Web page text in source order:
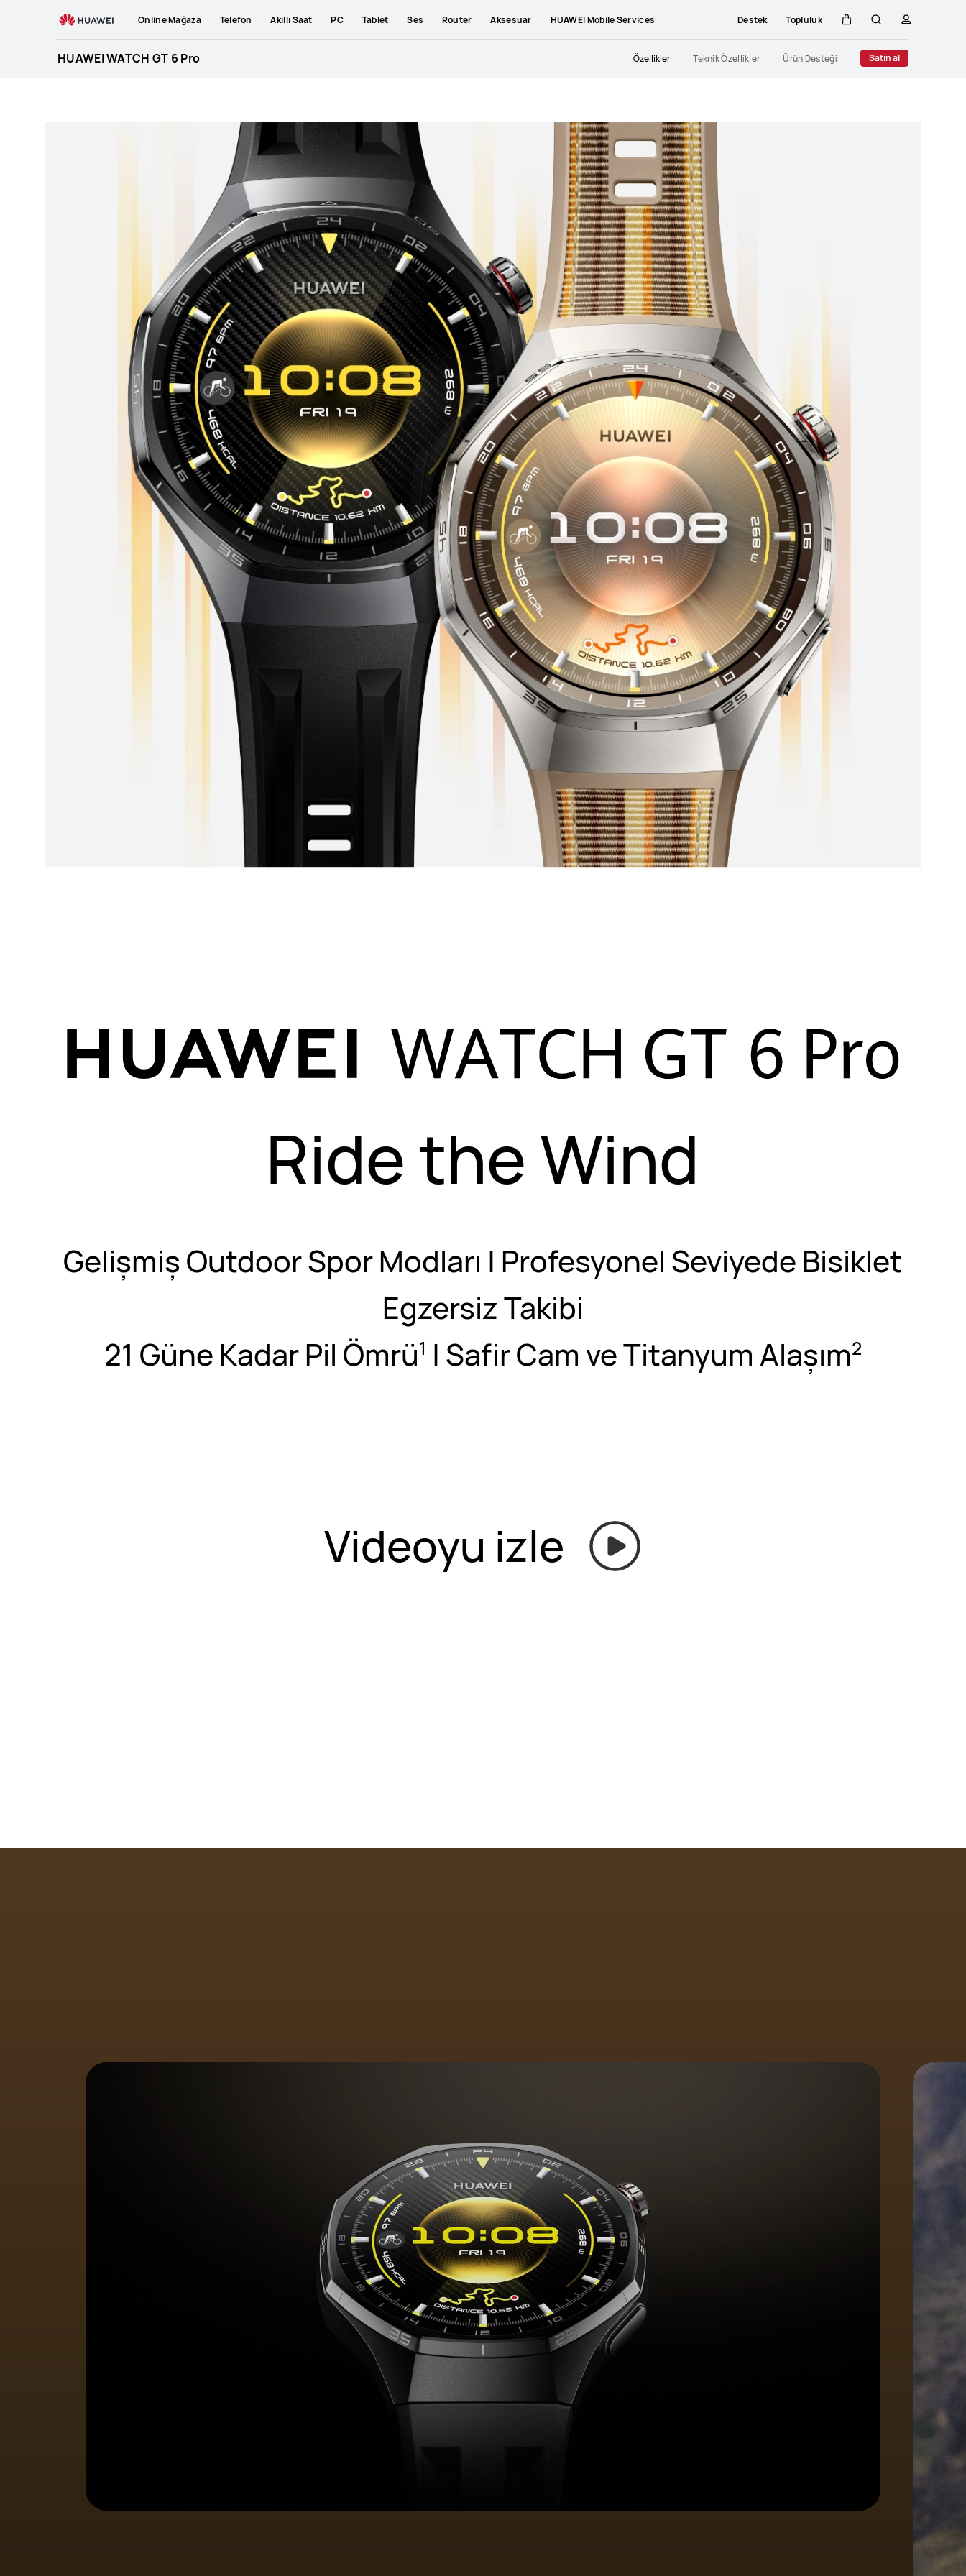
Online Mağaza Telefon Akıllı Saat PC Tablet Ses Router Aksesuar HUAWEI Mobile Services Destek Topluluk
SepetiAraştırprofili
HUAWEI WATCH GT 6 Pro Özellikler Tekni̇k Özelli̇kler Ürün Desteği̇ Satın al
Ride the Wind
Gelişmiş Outdoor Spor Modları | Profesyonel Seviyede Bisiklet
Egzersiz Takibi
21 Güne Kadar Pil Ömrü1 | Safir Cam ve Titanyum Alaşım2
Videoyu izle